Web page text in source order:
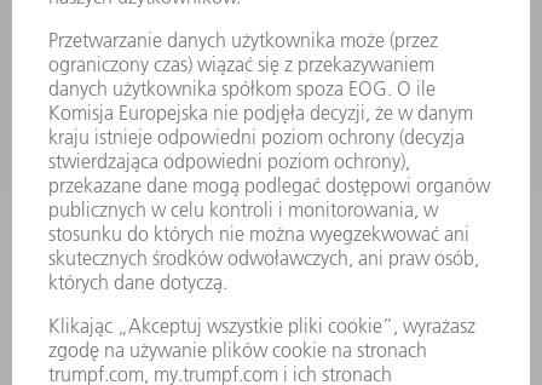
KARTY BEZPIECZEŃSTWA
PRODUKTY
MASZYNY & SYSTEMY
LASER
ENERGOELEKTRONIKA
ELEKTRONARZĘDZIA
SMART FACTORY
OPROGRAMOWANIE
USŁUGI SERWISOWE
ZASTOSOWANIA
BRANŻE
FIRMA
OFERTY STANOWISK
PROFIL FIRMY
ZARZĄD